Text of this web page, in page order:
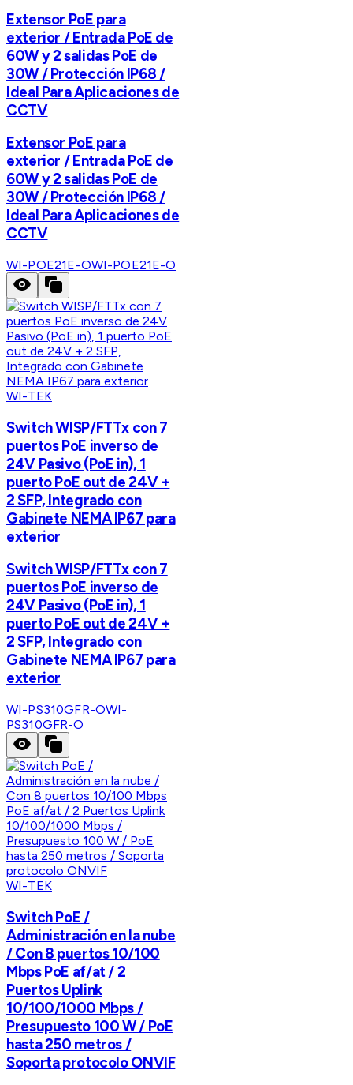
Extensor PoE para
exterior / Entrada PoE de
60W y 2 salidas PoE de
30W / Protección IP68 /
Ideal Para Aplicaciones de
CCTV
Extensor PoE para
exterior / Entrada PoE de
60W y 2 salidas PoE de
30W / Protección IP68 /
Ideal Para Aplicaciones de
CCTV
WI-POE21E-OWI-POE21E-O
WI-TEK
Switch WISP/FTTx con 7
puertos PoE inverso de
24V Pasivo (PoE in), 1
puerto PoE out de 24V +
2 SFP, Integrado con
Gabinete NEMA IP67 para
exterior
Switch WISP/FTTx con 7
puertos PoE inverso de
24V Pasivo (PoE in), 1
puerto PoE out de 24V +
2 SFP, Integrado con
Gabinete NEMA IP67 para
exterior
WI-PS310GFR-OWI-
PS310GFR-O
WI-TEK
Switch PoE /
Administración en la nube
/ Con 8 puertos 10/100
Mbps PoE af/at / 2
Puertos Uplink
10/100/1000 Mbps /
Presupuesto 100 W / PoE
hasta 250 metros /
Soporta protocolo ONVIF